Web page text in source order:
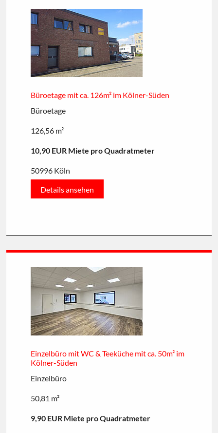
Büroetage mit ca. 126m² im Kölner-Süden
Büroetage
126,56 m²
10,90 EUR Miete pro Quadratmeter
50996 Köln
Details ansehen
Einzelbüro mit WC & Teeküche mit ca. 50m² im
Kölner-Süden
Einzelbüro
50,81 m²
9,90 EUR Miete pro Quadratmeter